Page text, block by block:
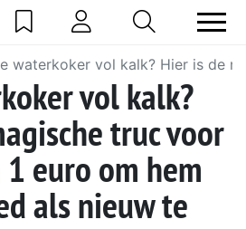
waterkoker vol kalk? Hier is de
vol kalk?
truc voor
euro om hem
als nieuw te